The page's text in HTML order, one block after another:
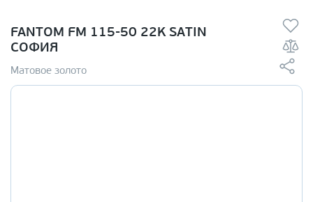
FANTOM FM 115-50 22K SATIN
СОФИЯ
Матовое золото